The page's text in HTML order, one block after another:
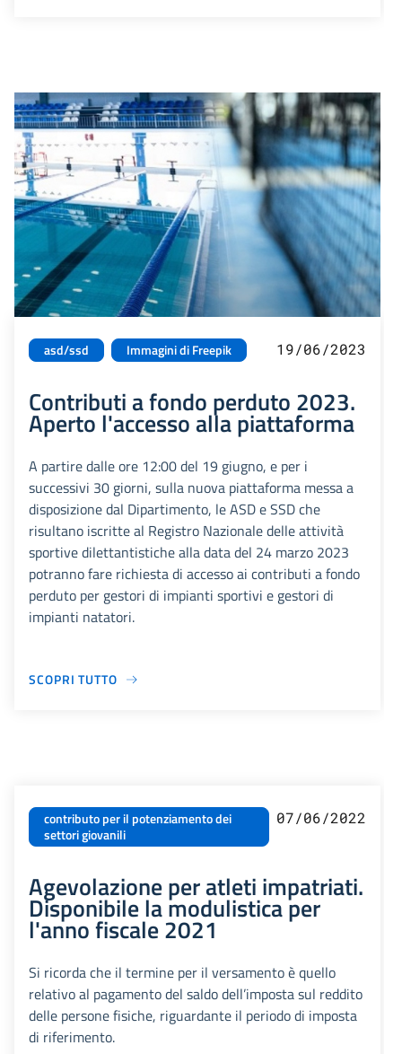
asd/ssd Immagini di Freepik 19/06/2023
Contributi a fondo perduto 2023.
Aperto l'accesso alla piattaforma
A partire dalle ore 12:00 del 19 giugno, e per i
successivi 30 giorni, sulla nuova piattaforma messa a
disposizione dal Dipartimento, le ASD e SSD che
risultano iscritte al Registro Nazionale delle attività
sportive dilettantistiche alla data del 24 marzo 2023
potranno fare richiesta di accesso ai contributi a fondo
perduto per gestori di impianti sportivi e gestori di
impianti natatori.
SCOPRI TUTTO
contributo per il potenziamento dei
settori giovanili
07/06/2022
Agevolazione per atleti impatriati.
Disponibile la modulistica per
l'anno fiscale 2021
Si ricorda che il termine per il versamento è quello
relativo al pagamento del saldo dell’imposta sul reddito
delle persone fisiche, riguardante il periodo di imposta
di riferimento.